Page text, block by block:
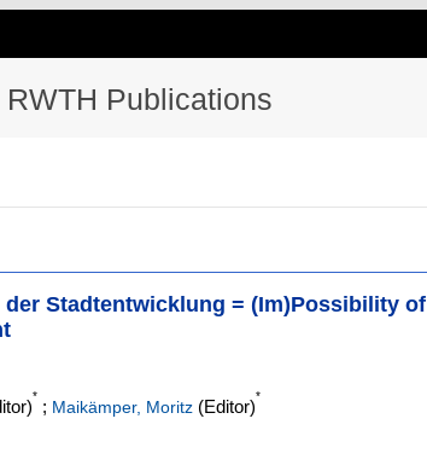
RWTH Publications
Stadtentwicklung = (Im)Possibility of
*
; Maikämper, Moritz (Editor)
*